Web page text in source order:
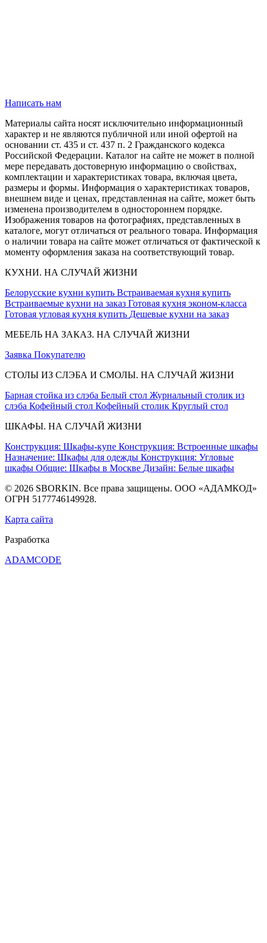
Написать нам
Материалы сайта носят исключительно информационный
характер и не являются публичной или иной офертой на
основании ст. 435 и ст. 437 п. 2 Гражданского кодекса
Российской Федерации. Каталог на сайте не может в полной
мере передавать достоверную информацию о свойствах,
комплектации и характеристиках товара, включая цвета,
размеры и формы. Информация о характеристиках товаров,
внешнем виде и ценах, представленная на сайте, может быть
изменена производителем в одностороннем порядке.
Изображения товаров на фотографиях, представленных в
каталоге, могут отличаться от реального товара. Информация
о наличии товара на сайте может отличаться от фактической к
моменту оформления заказа на соответствующий товар.
КУХНИ. НА СЛУЧАЙ ЖИЗНИ
Белорусские кухни купить Встраиваемая кухня купить
Встраиваемые кухни на заказ Готовая кухня эконом-класса
Готовая угловая кухня купить Дешевые кухни на заказ
МЕБЕЛЬ НА ЗАКАЗ. НА СЛУЧАЙ ЖИЗНИ
Заявка Покупателю
СТОЛЫ ИЗ СЛЭБА И СМОЛЫ. НА СЛУЧАЙ ЖИЗНИ
Барная стойка из слэба Белый стол Журнальный столик из
слэба Кофейный стол Кофейный столик Круглый стол
ШКАФЫ. НА СЛУЧАЙ ЖИЗНИ
Конструкция: Шкафы-купе Конструкция: Встроенные шкафы
Назначение: Шкафы для одежды Конструкция: Угловые
шкафы Общие: Шкафы в Москве Дизайн: Белые шкафы
© 2026 SBORKIN. Все права защищены. ООО «АДАМКОД»
ОГРН 5177746149928.
Карта сайта
Разработка
ADAMCODE